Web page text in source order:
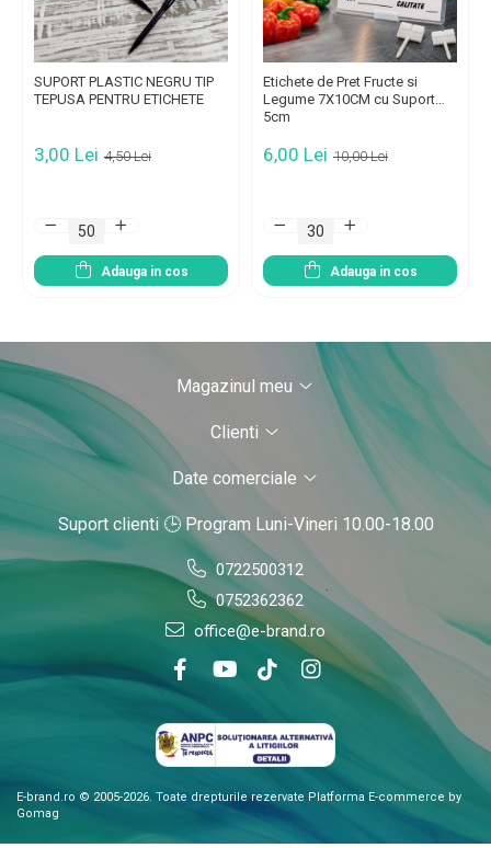
SUPORT PLASTIC NEGRU TIP
TEPUSA PENTRU ETICHETE
4,50 Lei
3,00 Lei
Adauga in cos
Etichete de Pret Fructe si
Legume 7X10CM cu Suport
5cm
10,00 Lei
6,00 Lei
Adauga in cos
Magazinul meu
Clienti
Date comerciale
Suport clienti 🕒 Program Luni-Vineri 10.00-18.00
0722500312
0752362362
office@e-brand.ro
E-brand.ro © 2005-2026. Toate drepturile rezervate Platforma E-commerce by
Gomag